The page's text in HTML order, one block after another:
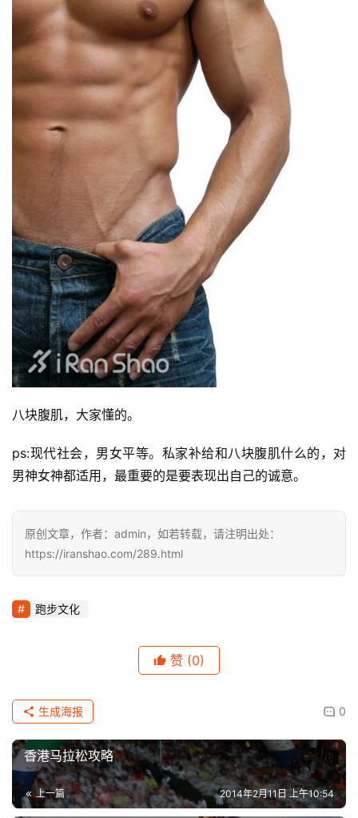
八块腹肌，大家懂的。
ps:现代社会，男女平等。私家补给和八块腹肌什么的，对
男神女神都适用，最重要的是要表现出自己的诚意。
原创文章，作者：admin，如若转载，请注明出处：
https://iranshao.com/289.html
跑步文化
赞 (0)
0
生成海报
香港马拉松攻略
上一篇 2014年2月11日 上午10:54